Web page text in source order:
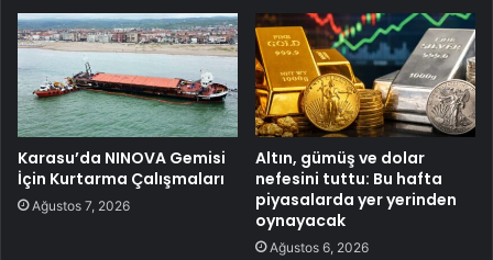
Karasu’da NINOVA Gemisi
İçin Kurtarma Çalışmaları
Ağustos 7, 2026
Altın, gümüş ve dolar
nefesini tuttu: Bu hafta
piyasalarda yer yerinden
oynayacak
Ağustos 6, 2026